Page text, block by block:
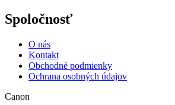
Spoločnosť
O nás
Kontakt
Obchodné podmienky
Ochrana osobných údajov
Canon